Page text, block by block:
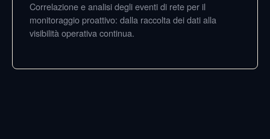
Correlazione e analisi degli eventi di rete per il
monitoraggio proattivo: dalla raccolta dei dati alla
visibilità operativa continua.